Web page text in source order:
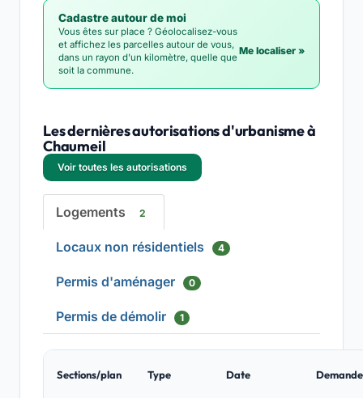
Cadastre autour de moi
Vous êtes sur place ? Géolocalisez-vous
et affichez les parcelles autour de vous,
dans un rayon d'un kilomètre, quelle que
soit la commune.
Me localiser »
Les dernières autorisations d'urbanisme à
Chaumeil
Voir toutes les autorisations
Logements 2
Locaux non résidentiels 4
Permis d'aménager 0
Permis de démolir 1
Sections/plan Type Date